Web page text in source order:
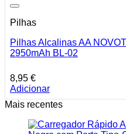
Pilhas
Pilhas Alcalinas AA
2950mAh BL-02
8,95 €
Adicionar
Mais recentes